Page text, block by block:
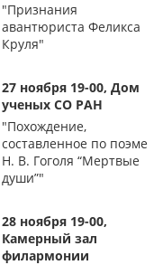
"Признания
авантюриста Феликса
Круля"
27 ноября 19-00, Дом
ученых СО РАН
"Похождение,
составленное по поэме
Н. В. Гоголя “Мертвые
души”"
28 ноября 19-00,
Камерный зал
филармонии